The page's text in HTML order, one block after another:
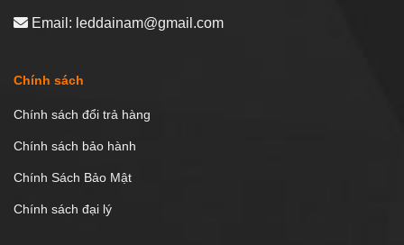
Email: leddainam@gmail.com
Chính sách
Chính sách đổi trả hàng
Chính sách bảo hành
Chính Sách Bảo Mật
Chính sách đại lý